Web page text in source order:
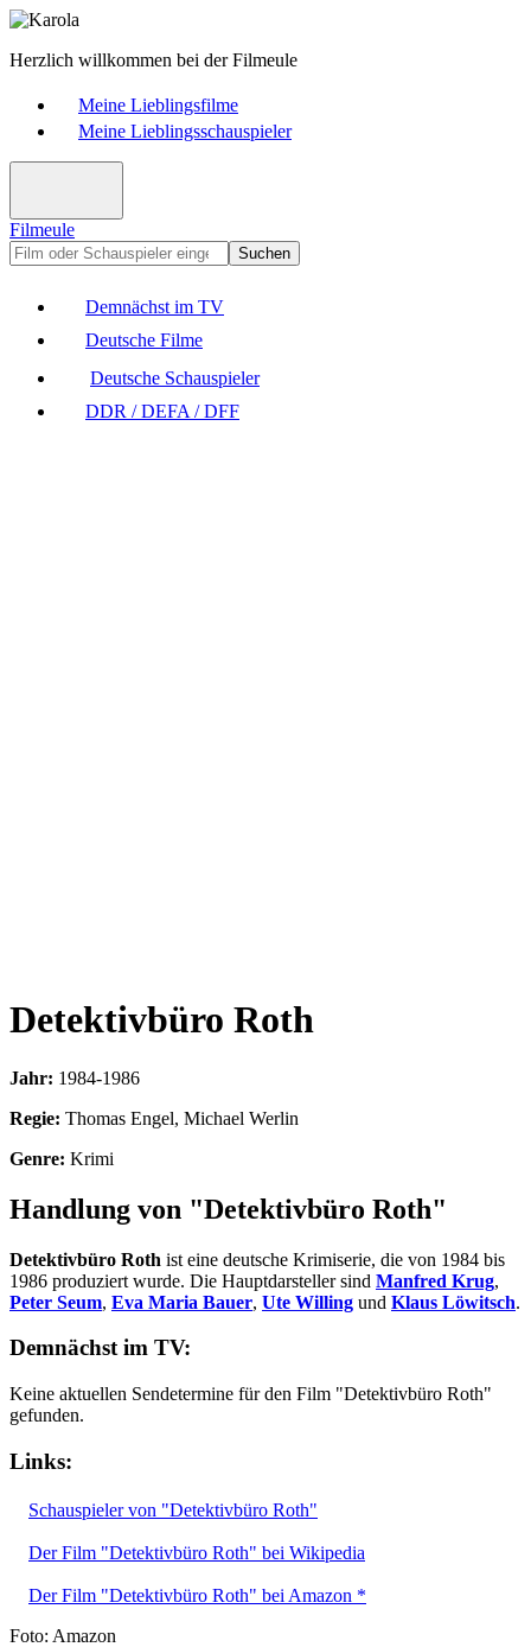
Herzlich willkommen bei der Filmeule
Meine Lieblingsfilme
Meine Lieblingsschauspieler
Filmeule
Suchen
Demnächst im TV
Deutsche Filme
Deutsche Schauspieler
DDR / DEFA / DFF
Detektivbüro Roth
Jahr: 1984-1986
Regie: Thomas Engel, Michael Werlin
Genre: Krimi
Handlung von "Detektivbüro Roth"
Detektivbüro Roth ist eine deutsche Krimiserie, die von 1984 bis
1986 produziert wurde. Die Hauptdarsteller sind Manfred Krug,
Peter Seum, Eva Maria Bauer, Ute Willing und Klaus Löwitsch.
Demnächst im TV:
Keine aktuellen Sendetermine für den Film "Detektivbüro Roth"
gefunden.
Links:
Schauspieler von "Detektivbüro Roth"
Der Film "Detektivbüro Roth" bei Wikipedia
Der Film "Detektivbüro Roth" bei Amazon *
Foto: Amazon